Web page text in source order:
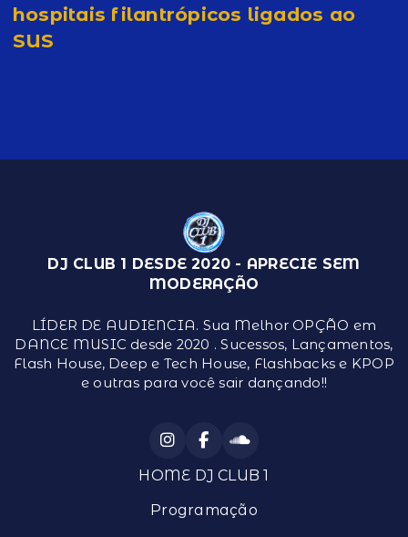
hospitais filantrópicos ligados ao
SUS
DJ CLUB 1 DESDE 2020 - APRECIE SEM
MODERAÇÃO
LÍDER DE AUDIENCIA. Sua Melhor OPÇÃO em
DANCE MUSIC desde 2020 . Sucessos, Lançamentos,
Flash House, Deep e Tech House, Flashbacks e KPOP
e outras para você sair dançando!!
HOME DJ CLUB 1
Programação